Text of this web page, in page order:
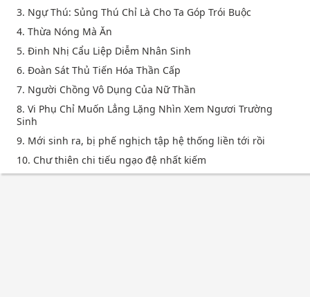
3. Ngự Thú: Sủng Thú Chỉ Là Cho Ta Góp Trói Buộc
4. Thừa Nóng Mà Ăn
5. Đinh Nhị Cẩu Liệp Diễm Nhân Sinh
6. Đoàn Sát Thủ Tiến Hóa Thần Cấp
7. Người Chồng Vô Dụng Của Nữ Thần
8. Vi Phụ Chỉ Muốn Lẳng Lặng Nhìn Xem Ngươi Trường
Sinh
9. Mới sinh ra, bị phế nghịch tập hệ thống liền tới rồi
10. Chư thiên chi tiếu ngạo đệ nhất kiếm